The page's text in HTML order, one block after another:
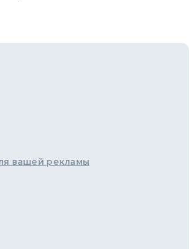
вашей рекламы